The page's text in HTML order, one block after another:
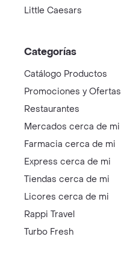
Little Caesars
Categorías
Catálogo Productos
Promociones y Ofertas
Restaurantes
Mercados cerca de mi
Farmacia cerca de mi
Express cerca de mi
Tiendas cerca de mi
Licores cerca de mi
Rappi Travel
Turbo Fresh